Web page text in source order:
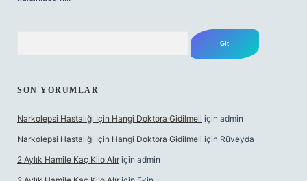
SON YORUMLAR
Narkolepsi Hastalığı Için Hangi Doktora Gidilmeli için admin
Narkolepsi Hastalığı Için Hangi Doktora Gidilmeli için Rüveyda
2 Aylık Hamile Kaç Kilo Alır için admin